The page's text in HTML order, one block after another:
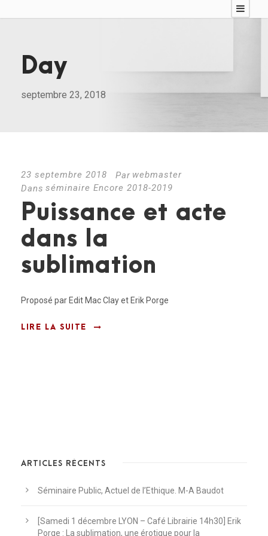
Day
septembre 23, 2018
23 septembre 2018 Par webmaster
Dans séminaire Encore 2018-2019
Puissance et acte
dans la
sublimation
Proposé par Edit Mac Clay et Erik Porge
LIRE LA SUITE
ARTICLES RÉCENTS
Séminaire Public, Actuel de l’Ethique. M-A Baudot
[Samedi 1 décembre LYON – Café Librairie 14h30] Erik
Porge : La sublimation, une érotique pour la